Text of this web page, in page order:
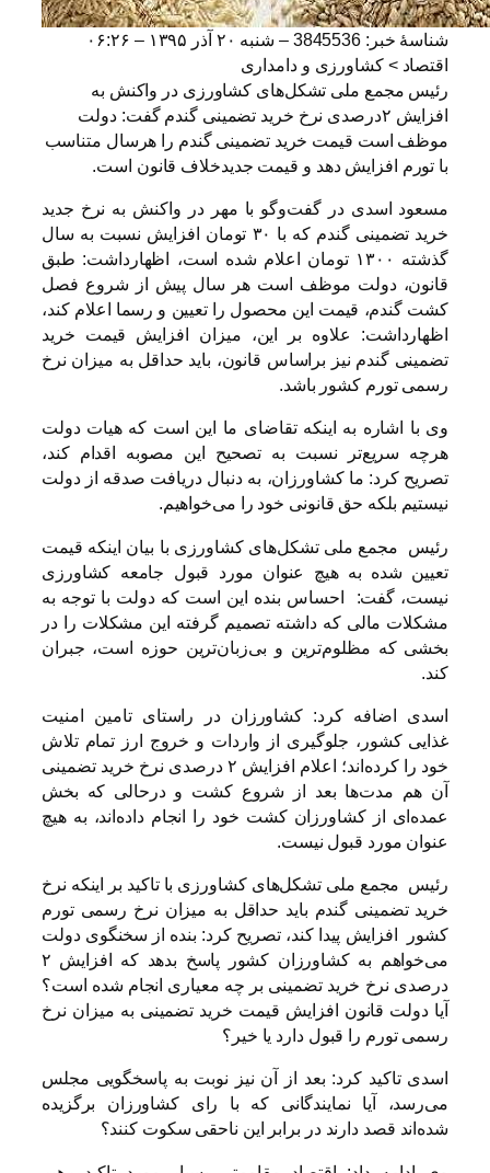
شناسهٔ خبر: 3845536 –
شنبه ۲۰ آذر ۱۳۹۵ – ۰۶:۲۶
اقتصاد > کشاورزی و دامداری
رئیس مجمع ملی تشکل‌های کشاورزی در واکنش به
افزایش ۲درصدی نرخ خرید تضمینی گندم گفت: دولت
موظف است قیمت خرید تضمینی گندم را هرسال متناسب
با تورم افزایش دهد و قیمت جدیدخلاف قانون است.
مسعود اسدی در گفت‌وگو با مهر در واکنش به نرخ جدید
خرید تضمینی گندم که با ۳۰ تومان افزایش نسبت به سال
گذشته ۱۳۰۰ تومان اعلام شده است، اظهارداشت: طبق
قانون، دولت موظف است هر سال پیش از شروع فصل
کشت گندم، قیمت این محصول را تعیین و رسما اعلام کند،
اظهارداشت: علاوه بر این، میزان افزایش قیمت خرید
تضمینی گندم نیز براساس قانون، باید حداقل به میزان نرخ
رسمی تورم کشور باشد.
وی با اشاره به اینکه تقاضای ما این است که هیات دولت
هرچه سریع‌تر نسبت به تصحیح این مصوبه اقدام کند،
تصریح کرد: ما کشاورزان، به دنبال دریافت صدقه از دولت
نیستیم بلکه حق قانونی خود را می‌خواهیم.
رئیس مجمع ملی تشکل‌های کشاورزی با بیان اینکه قیمت
تعیین شده به هیچ عنوان مورد قبول جامعه کشاورزی
نیست، گفت: احساس بنده این است که دولت با توجه به
مشکلات مالی که داشته تصمیم گرفته این مشکلات را در
بخشی که مظلوم‌ترین و بی‌زبان‌ترین حوزه است، جبران
کند.
اسدی اضافه کرد: کشاورزان در راستای تامین امنیت
غذایی کشور، جلوگیری از واردات و خروج ارز تمام تلاش
خود را کرده‌اند؛ اعلام افزایش ۲ درصدی نرخ خرید تضمینی
آن هم مدت‌ها بعد از شروع کشت و درحالی که بخش
عمده‌ای از کشاورزان کشت خود را انجام داده‌اند، به هیچ
عنوان مورد قبول نیست.
رئیس مجمع ملی تشکل‌های کشاورزی با تاکید بر اینکه نرخ
خرید تضمینی گندم باید حداقل به میزان نرخ رسمی تورم
کشور افزایش پیدا کند، تصریح کرد: بنده از سخنگوی دولت
می‌خواهم به کشاورزان کشور پاسخ بدهد که افزایش ۲
درصدی نرخ خرید تضمینی بر چه معیاری انجام شده است؟
آیا دولت قانون افزایش قیمت خرید تضمینی به میزان نرخ
رسمی تورم را قبول دارد یا خیر؟
اسدی تاکید کرد: بعد از آن نیز نوبت به پاسخگویی مجلس
می‌رسد، آیا نمایندگانی که با رای کشاورزان برگزیده
شده‌اند قصد دارند در برابر این ناحقی سکوت کنند؟